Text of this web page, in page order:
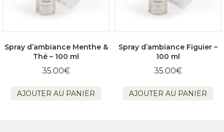
du
produit
Spray d’ambiance Menthe &
Thé – 100 ml
35.00€
AJOUTER AU PANIER
Spray d’ambiance Figuier –
100 ml
35.00€
AJOUTER AU PANIER